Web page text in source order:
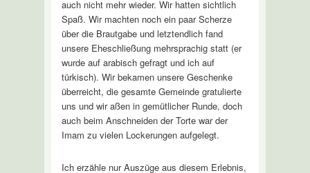
auch nicht mehr wieder. Wir hatten sichtlich
Spaß. Wir machten noch ein paar Scherze
über die Brautgabe und letztendlich fand
unsere Eheschließung mehrsprachig statt (er
wurde auf arabisch gefragt und ich auf
türkisch). Wir bekamen unsere Geschenke
überreicht, die gesamte Gemeinde gratulierte
uns und wir aßen in gemütlicher Runde, doch
auch beim Anschneiden der Torte war der
Imam zu vielen Lockerungen aufgelegt.
Ich erzähle nur Auszüge aus diesem Erlebnis,